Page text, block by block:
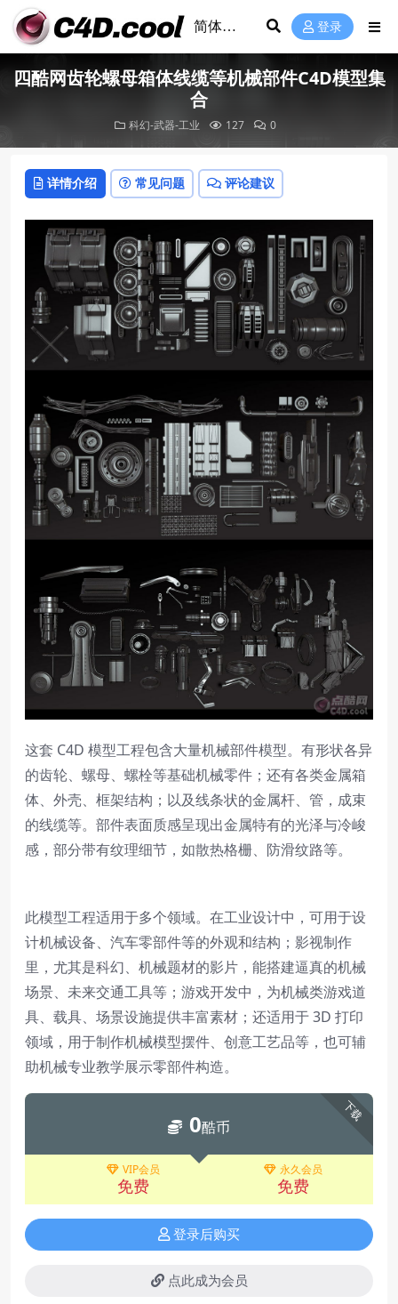
登录
四酷网齿轮螺母箱体线缆等机械部件C4D模型集
合
科幻-武器-工业 127 0
详情介绍 常见问题 评论建议
这套 C4D 模型工程包含大量机械部件模型。有形状各异
的齿轮、螺母、螺栓等基础机械零件；还有各类金属箱
体、外壳、框架结构；以及线条状的金属杆、管，成束
的线缆等。部件表面质感呈现出金属特有的光泽与冷峻
感，部分带有纹理细节，如散热格栅、防滑纹路等。
此模型工程适用于多个领域。在工业设计中，可用于设
计机械设备、汽车零部件等的外观和结构；影视制作
里，尤其是科幻、机械题材的影片，能搭建逼真的机械
场景、未来交通工具等；游戏开发中，为机械类游戏道
具、载具、场景设施提供丰富素材；还适用于 3D 打印
领域，用于制作机械模型摆件、创意工艺品等，也可辅
助机械专业教学展示零部件构造。
下载
0酷币
VIP会员
免费
永久会员
免费
登录后购买
点此成为会员